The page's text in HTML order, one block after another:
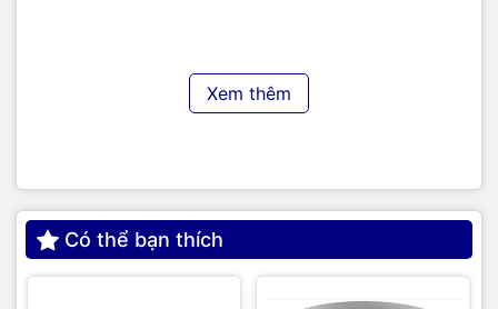
3.95 kg
1,452,667 giờ
TIC.VN– Nhà phân phối và cung cấp giải pháp công nghệ
uy tín tại Việt Nam. Chúng tôi chuyên cung cấp đa dạng sản
phẩm:Laptop,Máy tính PC,Máy chủ - Server,Thiết bị
Xem thêm
Có thể bạn thích